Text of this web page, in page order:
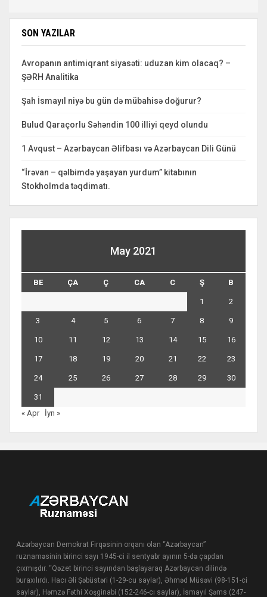
SON YAZILAR
Avropanın antimiqrant siyasəti: uduzan kim olacaq? –
ŞƏRH Analitika
Şah İsmayıl niyə bu gün də mübahisə doğurur?
Bulud Qaraçorlu Səhəndin 100 illiyi qeyd olundu
1 Avqust – Azərbaycan Əlifbası və Azərbaycan Dili Günü
“İrəvan – qəlbimdə yaşayan yurdum” kitabının
Stokholmda təqdimatı.
May 2021
BE ÇA Ç CA C Ş B
1 2
3 4 5 6 7 8 9
10 11 12 13 14 15 16
17 18 19 20 21 22 23
24 25 26 27 28 29 30
31
« Apr
İyn »
Azərbaycan Demokrat Firqəsinin orqanı olan “Azərbaycan”
ruznaməsinin birinci sayı 1945-ci il sentyabr ayının 5-də çapdan
çıxmışdır. “Qəzet birinci sayından başlayaraq Azərbaycan dilində
buraxılırdı. Hacı Əli Şəbüstəri (1-29-cu saylar), Əhməd Müsəvi (98-151-ci
saylar), Həmzə Fəthi Xoşginabi (152-246-cı saylar), İsmayıl Şəms (247-